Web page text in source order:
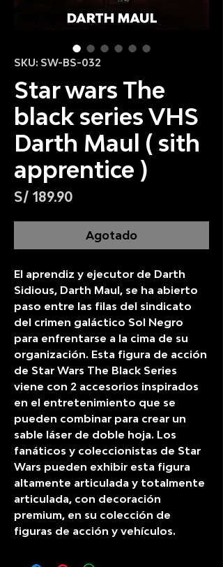
SKU: SW-BS-032
Star wars The
black series VHS
Darth Maul ( sith
apprentice )
S/ 189.90Precio
Agotado
El aprendiz y ejecutor de Darth
Sidious, Darth Maul, se ha abierto
paso entre las filas del sindicato
del crimen galáctico Sol Negro
para enfrentarse a la cima de su
organización. Esta figura de acción
de Star Wars The Black Series
viene con 2 accesorios inspirados
en el entretenimiento que se
pueden combinar para crear un
sable láser de doble hoja. Los
fanáticos y coleccionistas de Star
Wars pueden exhibir esta figura
altamente articulada y totalmente
articulada, con decoración
premium, en su colección de
figuras de acción y vehículos.